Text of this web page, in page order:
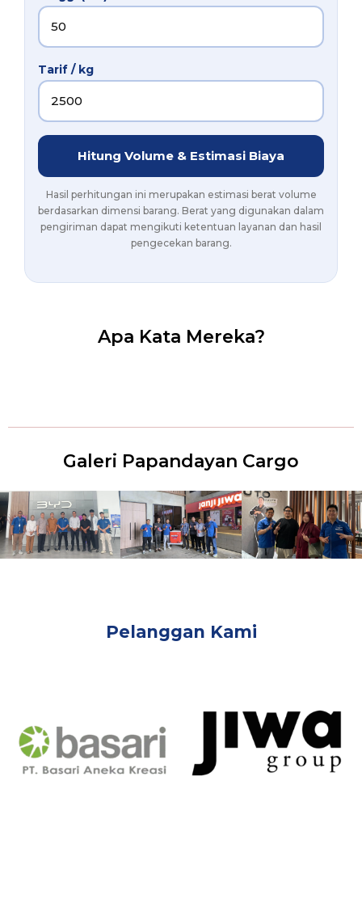
Tarif / kg
Hitung Volume & Estimasi Biaya
Hasil perhitungan ini merupakan estimasi berat volume
berdasarkan dimensi barang. Berat yang digunakan dalam
pengiriman dapat mengikuti ketentuan layanan dan hasil
pengecekan barang.
Apa Kata Mereka?
Galeri Papandayan Cargo
Pelanggan Kami